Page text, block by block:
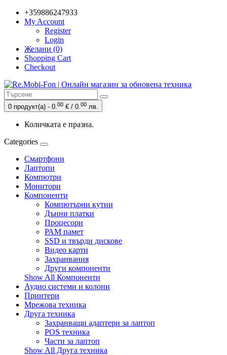
+359886247933
My Account
Register
Login
Желани (0)
Shopping Cart
Checkout
0 продукт(а) - 0.00 € / 0.00 лв.
Количката е празна.
Categories
Смартфони
Лаптопи
Компютри
Монитори
Компоненти
Компютърни кутии
Дънни платки
Процесори
РАМ памет
SSD и твърди дискове
Видео карти
Захранвания
Други компоненти
Show All Компоненти
Аудио системи и колони
Принтери
Мрежова техника
Друга техника
Захранващи адаптери за лаптоп
POS техника
Части за лаптоп
Show All Друга техника